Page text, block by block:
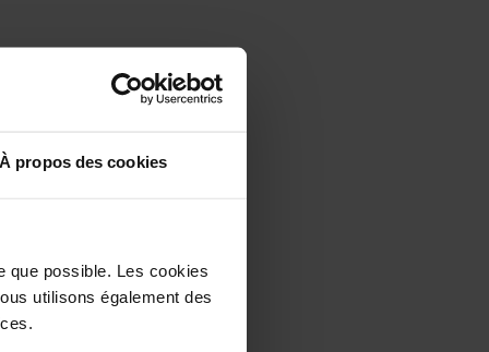
À propos des cookies
que possible. Les cookies
utilisons également des